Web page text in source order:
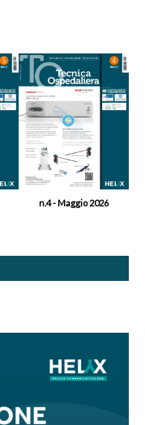
n.4 - Maggio 2026